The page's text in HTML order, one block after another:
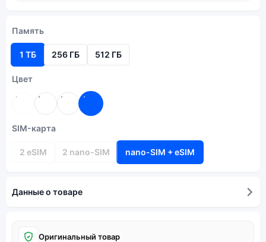
Память
1 ТБ 256 ГБ 512 ГБ
Цвет
SIM-карта
2 eSIM 2 nano-SIM nano-SIM + eSIM
Данные о товаре
Оригинальный товар